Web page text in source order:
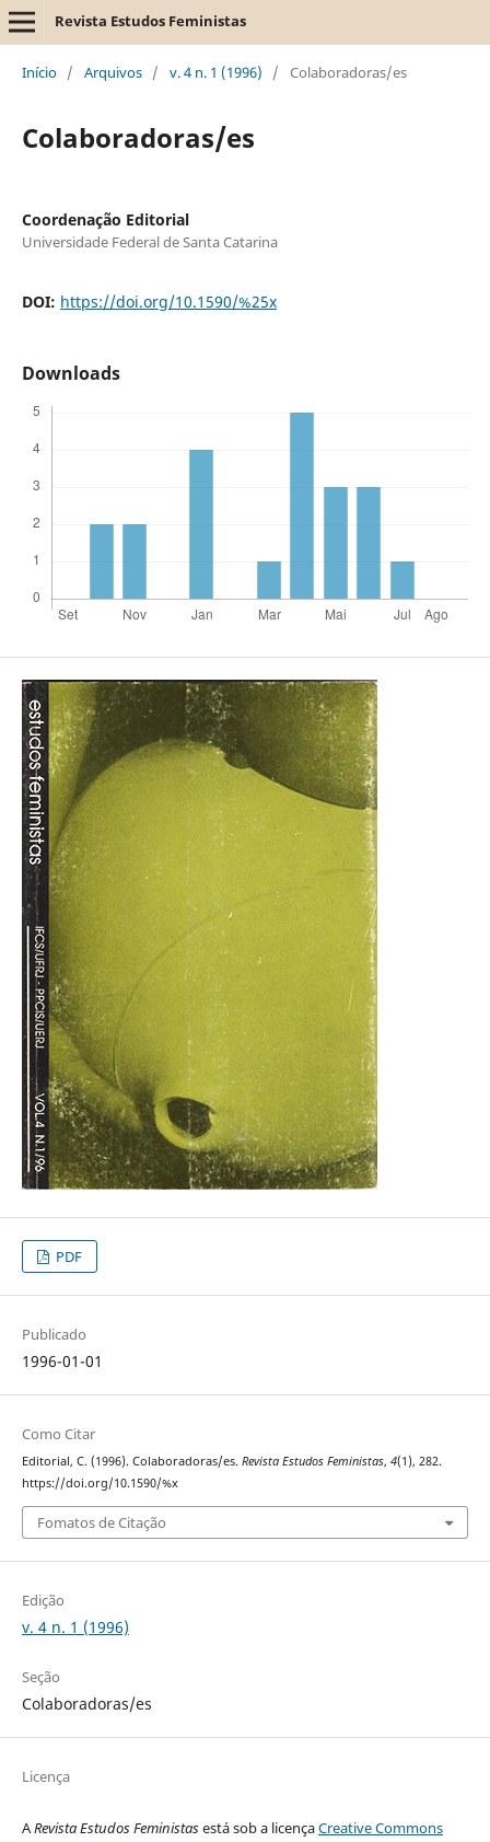
Revista Estudos Feministas
Início / Arquivos / v. 4 n. 1 (1996) / Colaboradoras/es
Colaboradoras/es
Coordenação Editorial
Universidade Federal de Santa Catarina
DOI: https://doi.org/10.1590/%25x
Downloads
PDF
Publicado
1996-01-01
Como Citar
Editorial, C. (1996). Colaboradoras/es. Revista Estudos Feministas, 4(1), 282.
https://doi.org/10.1590/%x
Fomatos de Citação
Edição
v. 4 n. 1 (1996)
Seção
Colaboradoras/es
Licença
ARevista Estudos Feministasestá sob a licençaCreative Commons